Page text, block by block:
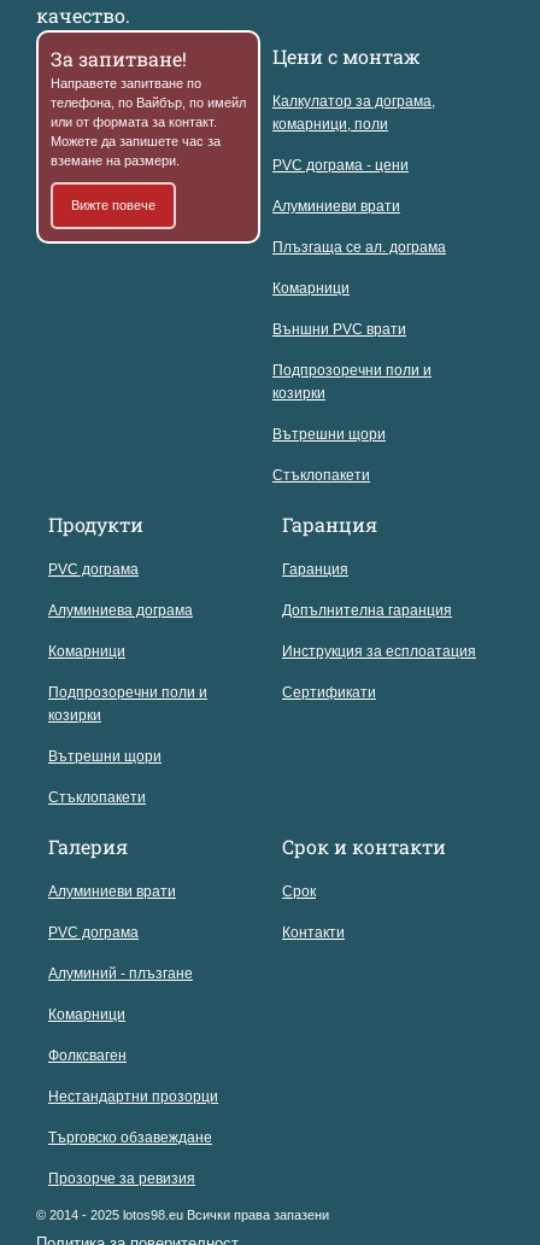
качество.
За запитване!
Направете запитване по
телефона, по Вайбър, по имейл
или от формата за контакт.
Можете да запишете час за
вземане на размери.
Вижте повече
Цени с монтаж
Калкулатор за дограма,
комарници, поли
PVC дограма - цени
Алуминиеви врати
Плъзгаща се ал. дограма
Комарници
Външни PVC врати
Подпрозоречни поли и
козирки
Вътрешни щори
Стъклопакети
Продукти
PVC дограма
Алуминиева дограма
Комарници
Подпрозоречни поли и
козирки
Вътрешни щори
Стъклопакети
Гаранция
Гаранция
Допълнителна гаранция
Инструкция за есплоатация
Сертификати
Галерия
Алуминиеви врати
PVC дограма
Алуминий - плъзгане
Комарници
Фолксваген
Нестандартни прозорци
Търговско обзавеждане
Прозорче за ревизия
Срок и контакти
Срок
Контакти
© 2014 - 2025 lotos98.eu Всички права запазени